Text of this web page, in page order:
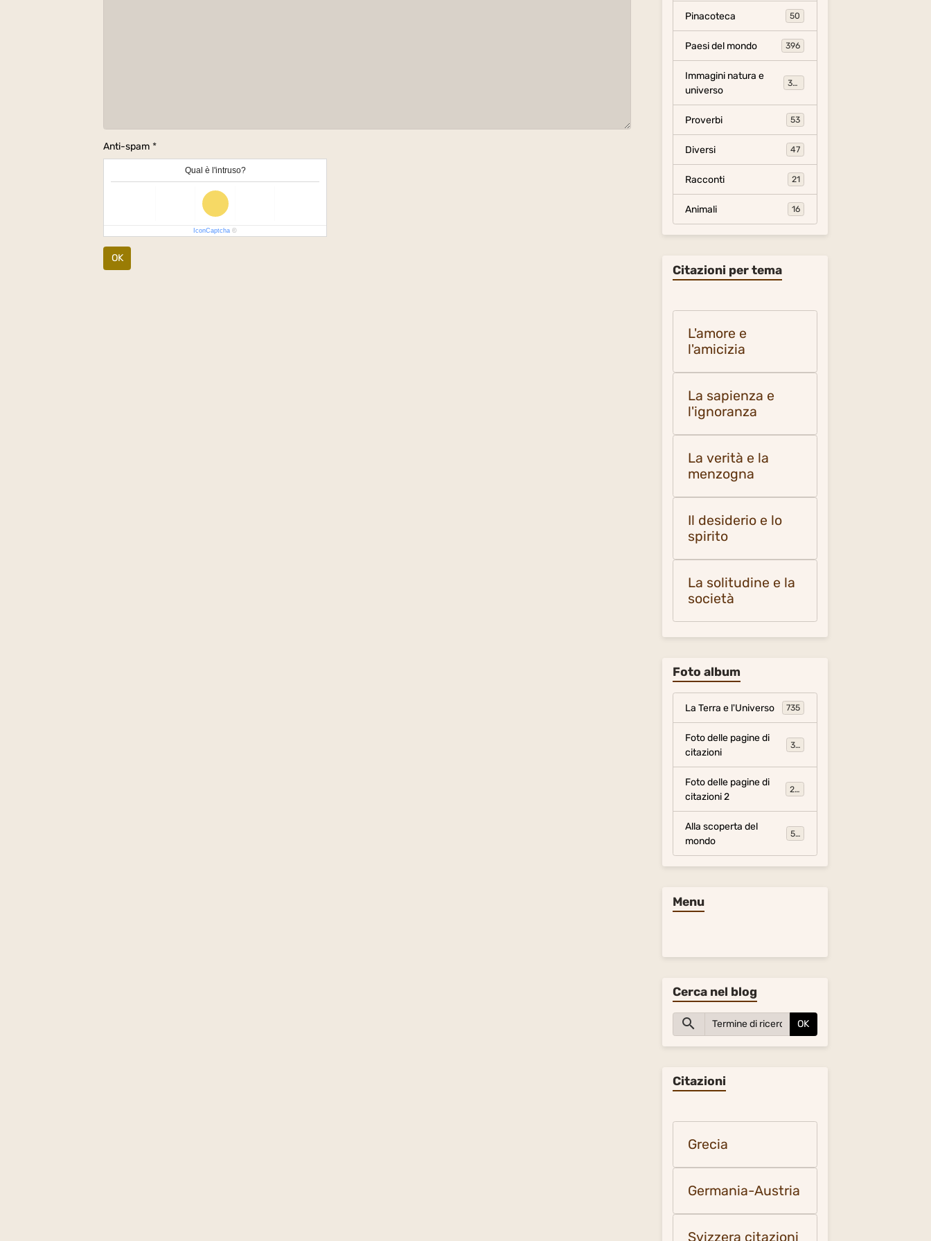
Anti-spam
Qual è l'intruso?
IconCaptcha ©
OK
Pinacoteca 50
Paesi del mondo 396
Immagini natura e
universo
306
Proverbi 53
Diversi 47
Racconti 21
Animali 16
Citazioni per tema
L'amore e
l'amicizia
La sapienza e
l'ignoranza
La verità e la
menzogna
Il desiderio e lo
spirito
La solitudine e la
società
Foto album
La Terra e l'Universo 735
Foto delle pagine di
citazioni
317
Foto delle pagine di
citazioni 2
281
Alla scoperta del
mondo
54
Menu
Cerca nel blog
OK
Citazioni
Grecia
Germania-Austria
Svizzera citazioni